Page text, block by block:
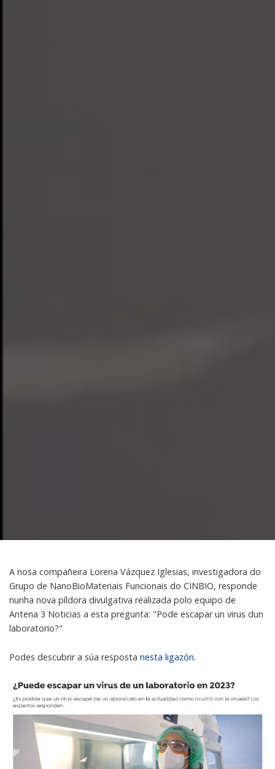
A nosa compañeira Lorena Vázquez Iglesias, investigadora do
Grupo de NanoBioMateriais Funcionais do CINBIO, responde
nunha nova píldora divulgativa realizada polo equipo de
Antena 3 Noticias a esta pregunta: "Pode escapar un virus dun
laboratorio?"
Podes descubrir a súa resposta nesta ligazón.